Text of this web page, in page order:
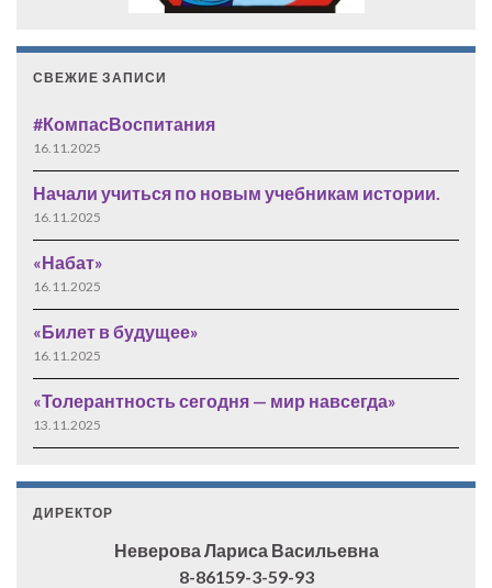
СВЕЖИЕ ЗАПИСИ
#КомпасВоспитания
16.11.2025
Начали учиться по новым учебникам истории.
16.11.2025
«Набат»
16.11.2025
«Билет в будущее»
16.11.2025
«Толерантность сегодня — мир навсегда»
13.11.2025
ДИРЕКТОР
Неверова Лариса Васильевна
8-86159-3-59-93